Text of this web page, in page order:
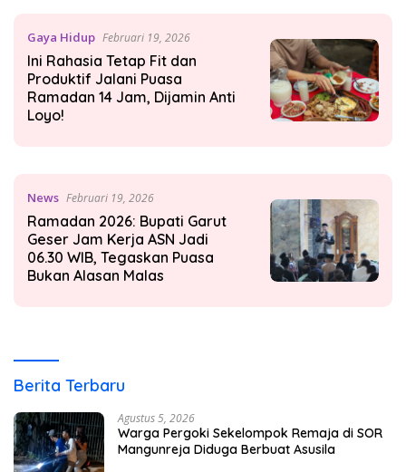
Gaya Hidup Februari 19, 2026
Ini Rahasia Tetap Fit dan
Produktif Jalani Puasa
Ramadan 14 Jam, Dijamin Anti
Loyo!
News Februari 19, 2026
Ramadan 2026: Bupati Garut
Geser Jam Kerja ASN Jadi
06.30 WIB, Tegaskan Puasa
Bukan Alasan Malas
Berita Terbaru
Agustus 5, 2026
Warga Pergoki Sekelompok Remaja di SOR
Mangunreja Diduga Berbuat Asusila